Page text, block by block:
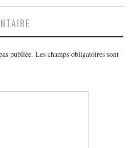
publiée. Les champs obligatoires sont